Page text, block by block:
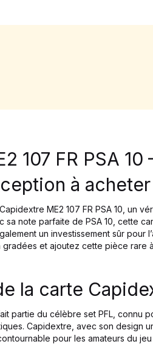
107 FR PSA 10
à acheter
ME2 107 FR PSA 10, un
sa note parfaite de PSA 10, cette
un investissement sûr pour
gradées et ajoutez cette pièce rare
la carte
partie du célèbre set PFL, connu
Capidextre, avec son design
pour les amateurs du